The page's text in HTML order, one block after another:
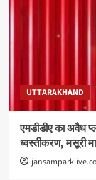
UTTARAKHAND
एमडीडीए का अवैध
ध्वस्तीकरण, मसूरी